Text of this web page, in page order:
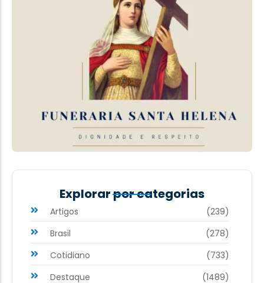
Explorar por categorias
Artigos
(239)
Brasil
(278)
Cotidiano
(733)
Destaque
(1489)